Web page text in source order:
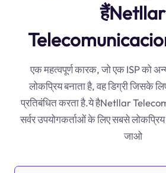
हैंNetllar
एक महत्वपूर्ण कारक, जो एक ISP को
लोकप्रिय बनाता है, वह डिग्री जिसके
प्रतिबंधित करता है.ये हैNetllar
सर्वर उपयोगकर्ताओं के लिए सबसे
जाओ